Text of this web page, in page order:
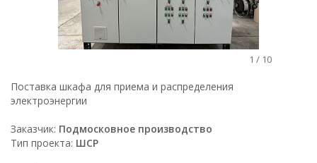
1 / 10
Поставка шкафа для приема и распределения
электроэнергии
Заказчик: Подмосковное производство
Тип проекта: ШСР